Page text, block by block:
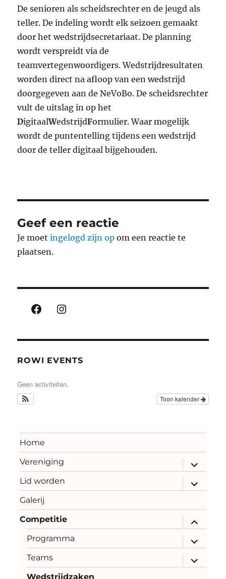
De senioren als scheidsrechter en de jeugd als
teller. De indeling wordt elk seizoen gemaakt
door het wedstrijdsecretariaat. De planning
wordt verspreidt via de
teamvertegenwoordigers. Wedstrijdresultaten
worden direct na afloop van een wedstrijd
doorgegeven aan de NeVoBo. De scheidsrechter
vult de uitslag in op het
DigitaalWedstrijdFormulier. Waar mogelijk
wordt de puntentelling tijdens een wedstrijd
door de teller digitaal bijgehouden.
Geef een reactie
Je moetingelogd zijn op om een reactie te
plaatsen.
FacebookInstagram
ROWI EVENTS
Geen activiteiten.
Toon kalender
Home
Vereniging
submenu
Lid worden
submenu
Galerij
Competitie
submenu
Programma
submenu
Teams
submenu
Wedstrijdzaken